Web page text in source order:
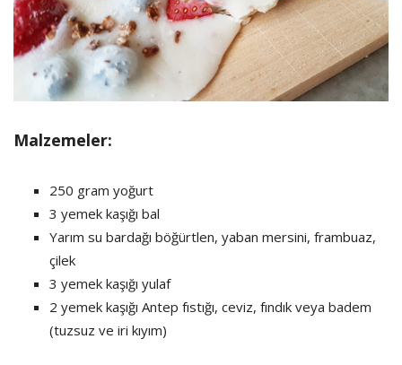
Malzemeler:
250 gram yoğurt
3 yemek kaşığı bal
Yarım su bardağı böğürtlen, yaban mersini, frambuaz,
çilek
3 yemek kaşığı yulaf
2 yemek kaşığı Antep fıstığı, ceviz, fındık veya badem
(tuzsuz ve iri kıyım)